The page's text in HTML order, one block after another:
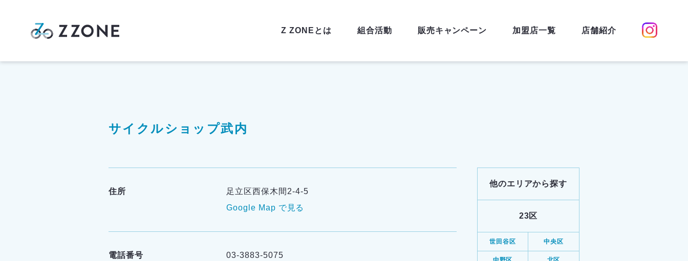
Z ZONEとは 組合活動 販売キャンペーン 加盟店一覧 店舗紹介
サイクルショップ武内
住所
足立区西保木間2-4-5
Google Map で見る
電話番号 03-3883-5075
他のエリアから探す
23区
世田谷区 中央区